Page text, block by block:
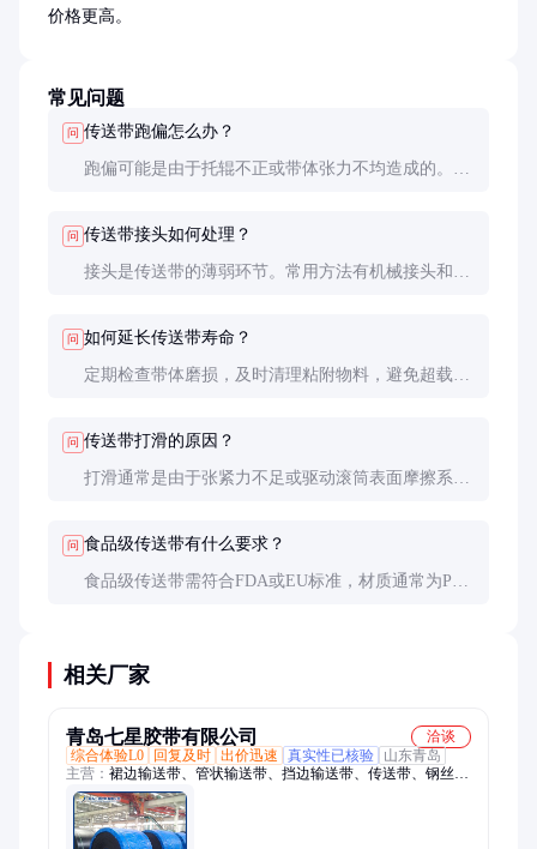
价格更高。
常见问题
问 传送带跑偏怎么办？
跑偏可能是由于托辊不正或带体张力不均造成的。可
问 传送带接头如何处理？
接头是传送带的薄弱环节。常用方法有机械接头和热
问 如何延长传送带寿命？
定期检查带体磨损，及时清理粘附物料，避免超载运
问 传送带打滑的原因？
打滑通常是由于张紧力不足或驱动滚筒表面摩擦系数
问 食品级传送带有什么要求？
食品级传送带需符合FDA或EU标准，材质通常为PU
相关厂家
青岛七星胶带有限公司
洽谈
综合体验L0
回复及时 出价迅速 真实性已核验
山东青岛
主营： 裙边输送带、管状输送带、挡边输送带、传送带、钢丝绳
输送带、工业输送设备、斗提机输送带、抽油机提升带、白色橡
胶输送带